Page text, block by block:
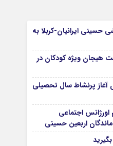
ایرانیان-کربلا به
هیجان ویژه کودکان در
پرنشاط سال تحصیلی
اجتماعی
اربعین حسینی